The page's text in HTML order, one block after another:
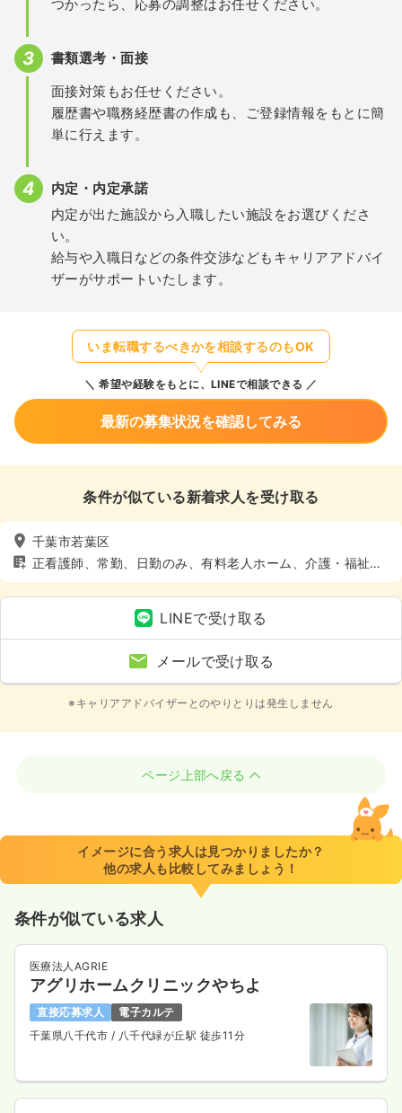
つかったら、応募の調整はお任せください。
書類選考・面接
面接対策もお任せください。
履歴書や職務経歴書の作成も、ご登録情報をもとに簡
単に行えます。
内定・内定承諾
内定が出た施設から入職したい施設をお選びくださ
い。
給与や入職日などの条件交渉などもキャリアアドバイ
ザーがサポートいたします。
いま転職するべきかを相談するのもOK
希望や経験をもとに、LINEで相談できる
最新の募集状況を確認してみる
条件が似ている新着求人を受け取る
千葉市若葉区
正看護師、常勤、日勤のみ、有料老人ホーム、介護・福祉
系、4週8休以上
LINEで受け取る
メールで受け取る
※キャリアアドバイザーとのやりとりは発生しません
ページ上部へ戻る
イメージに合う求人は見つかりましたか？
他の求人も比較してみましょう！
条件が似ている求人
医療法人AGRIE
アグリホームクリニックやちよ
直接応募求人
電子カルテ
千葉県八千代市 / 八千代緑が丘駅 徒歩11分